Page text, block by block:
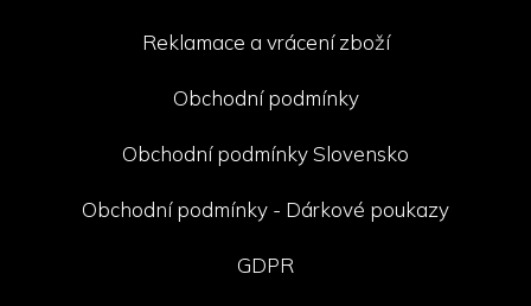
Reklamace a vrácení zboží
Obchodní podmínky
Obchodní podmínky Slovensko
Obchodní podmínky - Dárkové poukazy
GDPR